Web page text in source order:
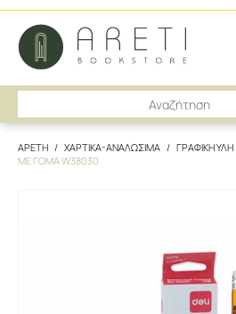
ΑΡΕΤΗ ΧΑΡΤΙΚΑ-ΑΝΑΛΩΣΙΜΑ ΓΡΑΦΙΚΗ ΥΛΗ
ΜΕ ΓΟΜΑ W38030